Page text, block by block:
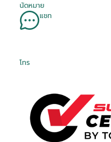
นัดหมาย
แชท
โทร